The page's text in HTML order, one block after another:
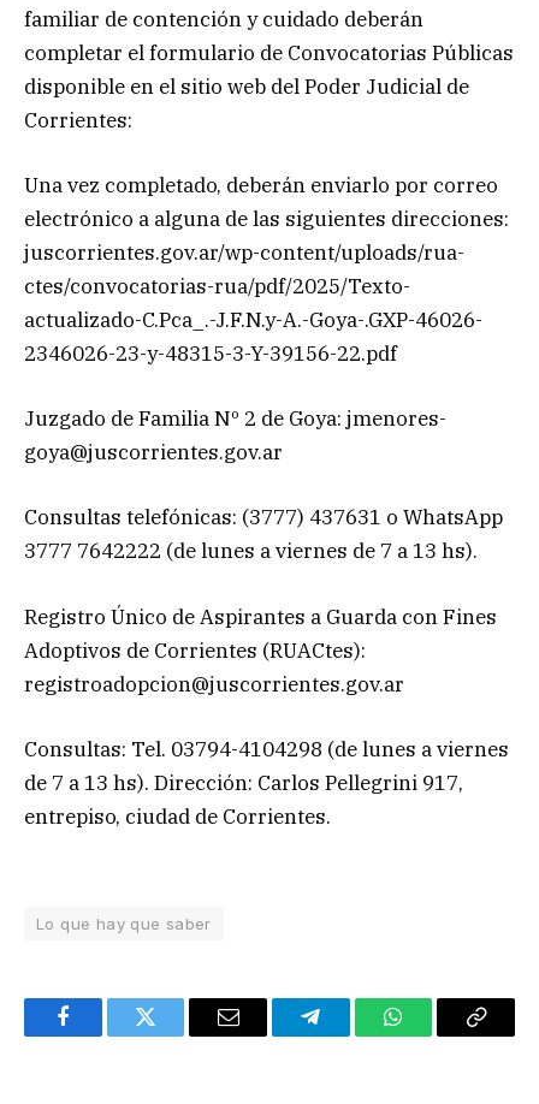
familiar de contención y cuidado deberán
completar el formulario de Convocatorias Públicas
disponible en el sitio web del Poder Judicial de
Corrientes:
Una vez completado, deberán enviarlo por correo
electrónico a alguna de las siguientes direcciones:
juscorrientes.gov.ar/wp-content/uploads/rua-
ctes/convocatorias-rua/pdf/2025/Texto-
actualizado-C.Pca_.-J.F.N.y-A.-Goya-.GXP-46026-
2346026-23-y-48315-3-Y-39156-22.pdf
Juzgado de Familia Nº 2 de Goya: jmenores-
goya@juscorrientes.gov.ar
Consultas telefónicas: (3777) 437631 o WhatsApp
3777 7642222 (de lunes a viernes de 7 a 13 hs).
Registro Único de Aspirantes a Guarda con Fines
Adoptivos de Corrientes (RUACtes):
registroadopcion@juscorrientes.gov.ar
Consultas: Tel. 03794-4104298 (de lunes a viernes
de 7 a 13 hs). Dirección: Carlos Pellegrini 917,
entrepiso, ciudad de Corrientes.
Lo que hay que saber
FacebookTwitter Email TelegramWhatsAppCopy